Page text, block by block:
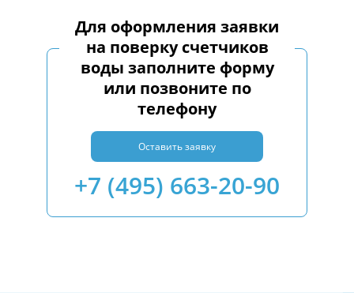
Для оформления заявки
на поверку счетчиков
воды заполните форму
или позвоните по
телефону
Оставить заявку
+7 (495) 663-20-90